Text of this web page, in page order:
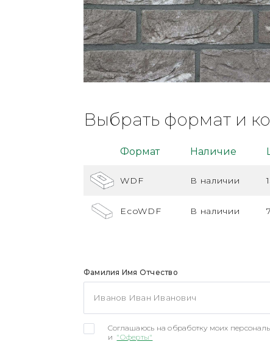
Выбрать формат и
Формат Наличие
WDF В наличии
EcoWDF В наличии
Фамилия Имя Отчество
Соглашаюсь на обработку моих
и "Оферты"